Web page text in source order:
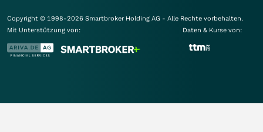
Copyright © 1998-2026 Smartbroker Holding AG - Alle Rechte vorbehalten.
Mit Unterstützung von:
Daten & Kurse von: